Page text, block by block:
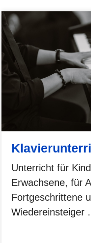
Unterricht für
Erwachsene, für
Fortgeschrittene
Wiedereinsteiger